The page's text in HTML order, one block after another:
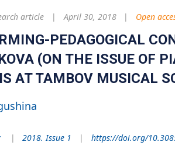
article April 30, 2018 Open
PEDAGOGICAL
(ON THE ISSUE OF
AT TAMBOV MUSICAL
2018. Issue 1 https://doi.org/